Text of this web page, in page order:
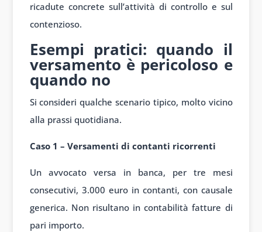
ricadute concrete sull’attività di controllo e sul
contenzioso.
Esempi pratici: quando il
versamento è pericoloso e
quando no
Si consideri qualche scenario tipico, molto vicino
alla prassi quotidiana.
Caso 1 – Versamenti di contanti ricorrenti
Un avvocato versa in banca, per tre mesi
consecutivi, 3.000 euro in contanti, con causale
generica. Non risultano in contabilità fatture di
pari importo.